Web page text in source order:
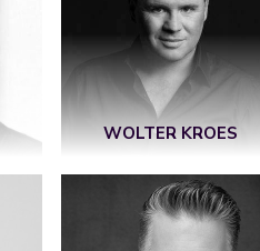
WOLTER KROES